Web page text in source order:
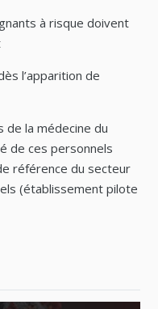
à risque doivent
l’apparition de
de la médecine du
de ces personnels
référence du secteur
(établissement pilote